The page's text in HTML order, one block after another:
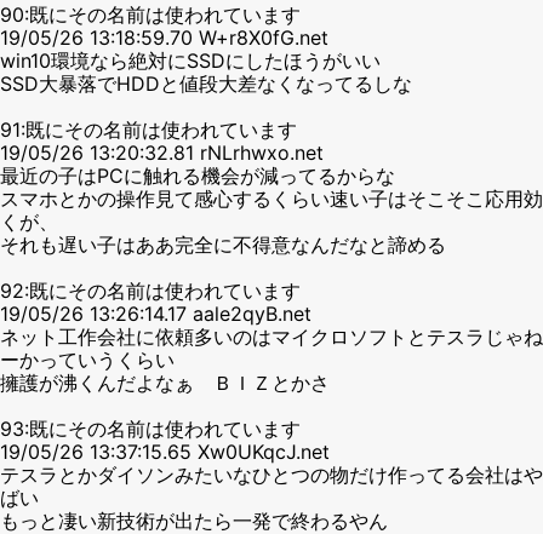
90:既にその名前は使われています
19/05/26 13:18:59.70 W+r8X0fG.net
win10環境なら絶対にSSDにしたほうがいい
SSD大暴落でHDDと値段大差なくなってるしな
91:既にその名前は使われています
19/05/26 13:20:32.81 rNLrhwxo.net
最近の子はPCに触れる機会が減ってるからな
スマホとかの操作見て感心するくらい速い子はそこそこ応用効
くが、
それも遅い子はああ完全に不得意なんだなと諦める
92:既にその名前は使われています
19/05/26 13:26:14.17 aale2qyB.net
ネット工作会社に依頼多いのはマイクロソフトとテスラじゃね
ーかっていうくらい
擁護が沸くんだよなぁ ＢＩＺとかさ
93:既にその名前は使われています
19/05/26 13:37:15.65 Xw0UKqcJ.net
テスラとかダイソンみたいなひとつの物だけ作ってる会社はや
ばい
もっと凄い新技術が出たら一発で終わるやん